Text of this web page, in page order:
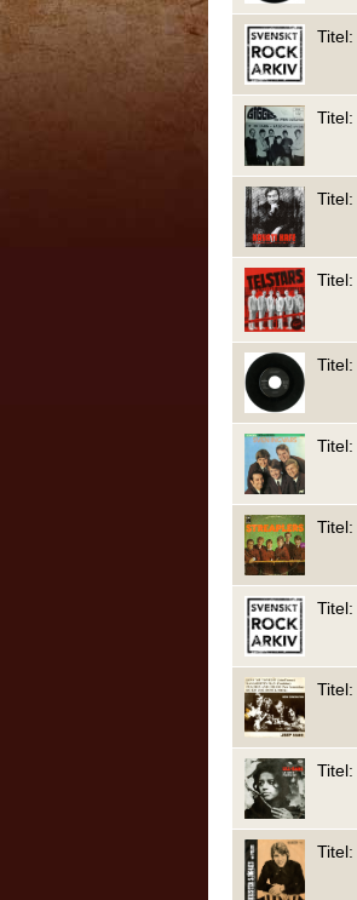
Titel:
Titel:
Titel:
Titel:
Titel:
Titel:
Titel:
Titel:
Titel:
Titel:
Titel: